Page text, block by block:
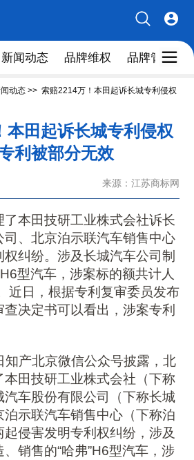
新闻动态 品牌维权 品牌管理人
动态>> 索赔2214万！本田起诉长城专利侵权
本田起诉长城专利侵权
利被部分无效
来源：江苏商标网
本田技研工业株式会社诉长
、北京泊示联汽车销售中心
纠纷。涉及长城汽车公司制
型汽车，涉案标的额共计人
近日，根据专利复审委员发布
决定书可以看出，涉案专利
产北京微信公众号披露，北
田技研工业株式会社（下称
车股份有限公司（下称长城
示联汽车销售中心（下称泊
侵害发明专利权纠纷，涉及
销售的“哈弗”H6型汽车，涉